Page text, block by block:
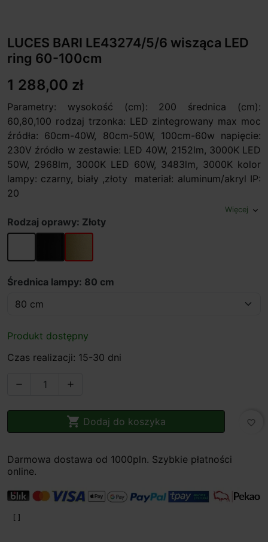
LUCES BARI LE43274/5/6 wisząca LED
ring 60-100cm
1 288,00 zł
Parametry: wysokość (cm): 200 średnica (cm):
60,80,100 rodzaj trzonka: LED zintegrowany max moc
źródła: 60cm-40W, 80cm-50W, 100cm-60w napięcie:
230V źródło w zestawie: LED 40W, 2152lm, 3000K LED
50W, 2968lm, 3000K LED 60W, 3483lm, 3000K kolor
lampy: czarny, biały ,złoty materiał: aluminum/akryl IP:
20
Więcej expand_more
Rodzaj oprawy: Złoty
Biały CzarnyZłoty
Średnica lampy: 80 cm
Produkt dostępny
Czas realizacji: 15-30 dni
 
 Dodaj do koszyka favorite_border
Darmowa dostawa od 1000pln. Szybkie płatności
online.